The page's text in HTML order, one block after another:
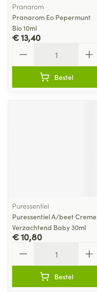
Pranarom
Pranarom Eo Pepermunt
Bio 10ml
€ 13,40
Bestel
Puressentiel
Puressentiel A/beet Creme
Verzachtend Baby 30ml
€ 10,80
Bestel